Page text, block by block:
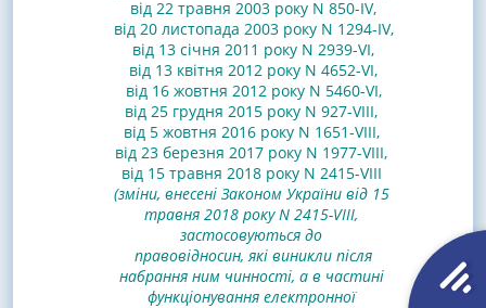
від 22 травня 2003 року N 850-IV,
від 20 листопада 2003 року N 1294-IV,
від 13 січня 2011 року N 2939-VI,
від 13 квітня 2012 року N 4652-VI,
від 16 жовтня 2012 року N 5460-VI,
від 25 грудня 2015 року N 927-VIII,
від 5 жовтня 2016 року N 1651-VIII,
від 23 березня 2017 року N 1977-VIII,
від 15 травня 2018 року N 2415-VIII
(зміни, внесені Законом України від 15
травня 2018 року N 2415-VIII,
застосовуються до
правовідносин, які виникли після
набрання ним чинності, а в частині
функціонування електронної